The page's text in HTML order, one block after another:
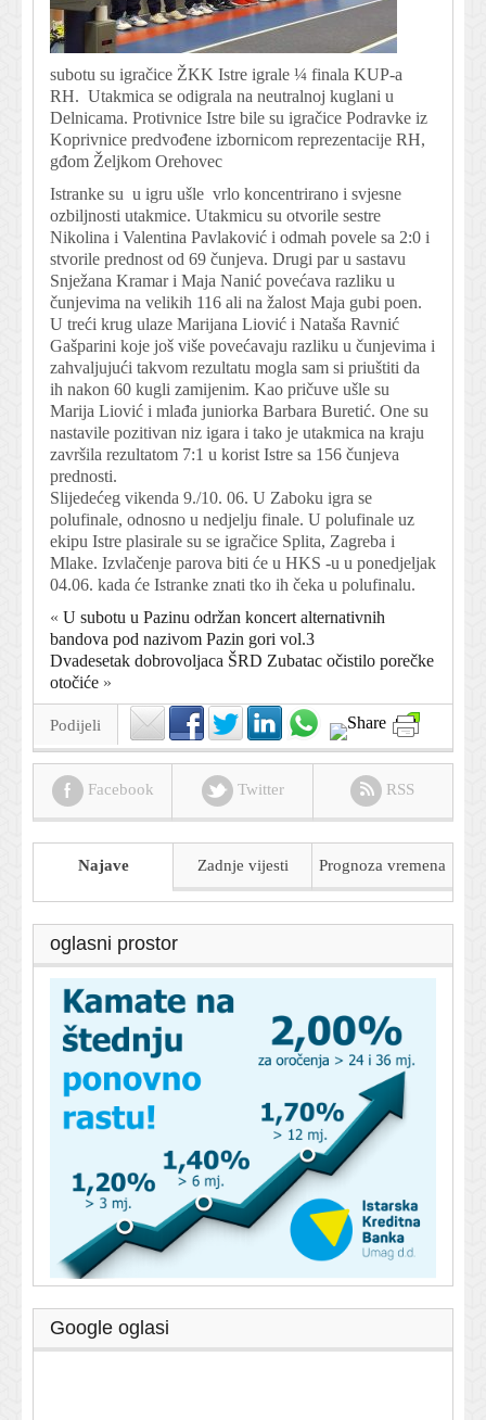
subotu su igračice ŽKK Istre igrale ¼ finala KUP-a
RH. Utakmica se odigrala na neutralnoj kuglani u
Delnicama. Protivnice Istre bile su igračice Podravke iz
Koprivnice predvođene izbornicom reprezentacije RH,
gđom Željkom Orehovec
Istranke su u igru ušle vrlo koncentrirano i svjesne
ozbiljnosti utakmice. Utakmicu su otvorile sestre
Nikolina i Valentina Pavlaković i odmah povele sa 2:0 i
stvorile prednost od 69 čunjeva. Drugi par u sastavu
Snježana Kramar i Maja Nanić povećava razliku u
čunjevima na velikih 116 ali na žalost Maja gubi poen.
U treći krug ulaze Marijana Liović i Nataša Ravnić
Gašparini koje još više povećavaju razliku u čunjevima i
zahvaljujući takvom rezultatu mogla sam si priuštiti da
ih nakon 60 kugli zamijenim. Kao pričuve ušle su
Marija Liović i mlađa juniorka Barbara Buretić. One su
nastavile pozitivan niz igara i tako je utakmica na kraju
završila rezultatom 7:1 u korist Istre sa 156 čunjeva
prednosti.
Slijedećeg vikenda 9./10. 06. U Zaboku igra se
polufinale, odnosno u nedjelju finale. U polufinale uz
ekipu Istre plasirale su se igračice Splita, Zagreba i
Mlake. Izvlačenje parova biti će u HKS -u u ponedjeljak
04.06. kada će Istranke znati tko ih čeka u polufinalu.
« U subotu u Pazinu održan koncert alternativnih
bandova pod nazivom Pazin gori vol.3
Dvadesetak dobrovoljaca ŠRD Zubatac očistilo porečke
otočiće »
Podijeli
Facebook Twitter RSS
Najave Zadnje vijesti Prognoza vremena
oglasni prostor
Google oglasi